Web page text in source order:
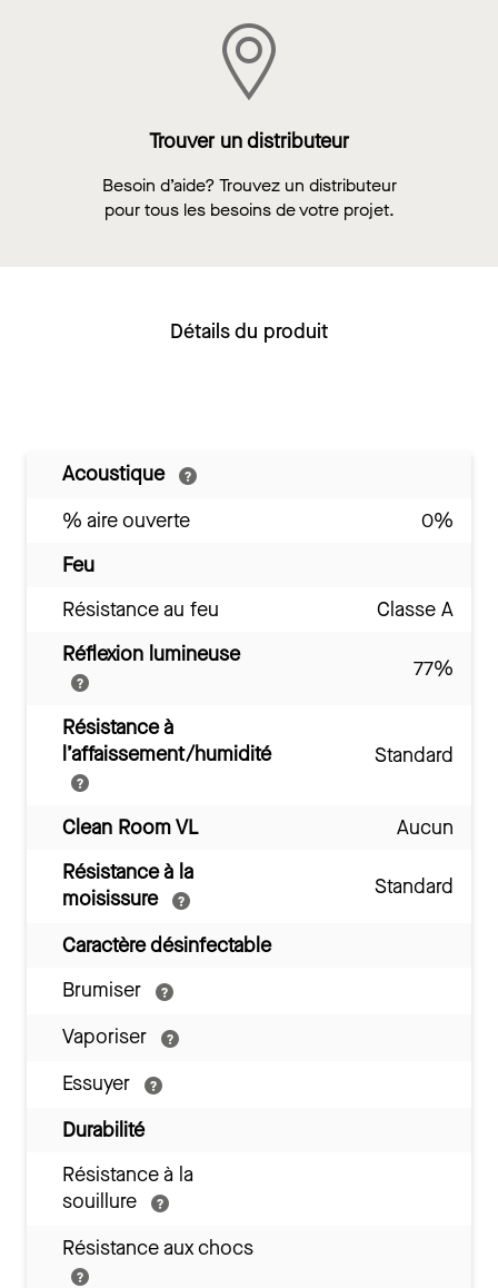
Trouver un distributeur
Besoin d’aide? Trouvez un distributeur
pour tous les besoins de votre projet.
Détails du produit
Acoustique
% aire ouverte
0%
Feu
Résistance au feu
Classe A
Réflexion lumineuse
77%
Résistance à
l’affaissement/humidité
Standard
Clean Room VL
Aucun
Résistance à la
moisissure
Standard
Caractère désinfectable
Brumiser
Vaporiser
Essuyer
Durabilité
Résistance à la
souillure
Résistance aux chocs